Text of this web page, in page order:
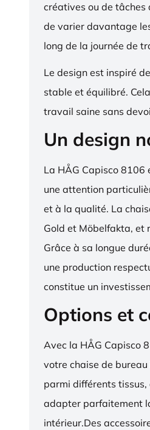
créatives ou de tâches
de varier davantage
long de la journée de
Le design est inspiré
stable et équilibré.
travail saine sans
Un design
La HÅG Capisco 8106
une attention
et à la qualité. La
Gold et Möbelfakta, et
Grâce à sa longue
une production
constitue un
Options et
Avec la HÅG Capisco
votre chaise de
parmi différents
adapter parfaitement
intérieur.Des